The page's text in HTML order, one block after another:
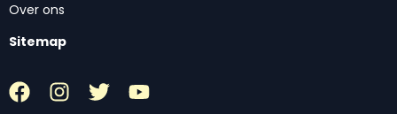
Over ons
Sitemap